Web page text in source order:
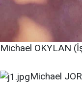
Michael OKYLAN
Michael